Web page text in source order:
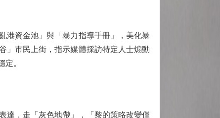
資金池」與「暴力指導手冊」，美化暴
」市民上街，指示媒體採訪特定人士煽動
。
，走「灰色地帶」，「黎的策略改變僅